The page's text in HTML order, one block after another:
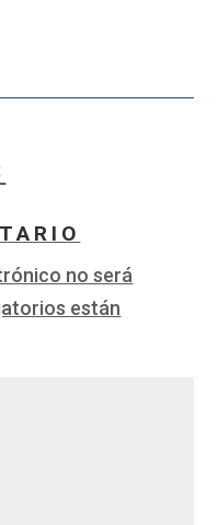
no será
están